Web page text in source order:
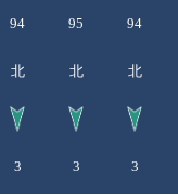
94 95 94
北 北 北
3 3 3